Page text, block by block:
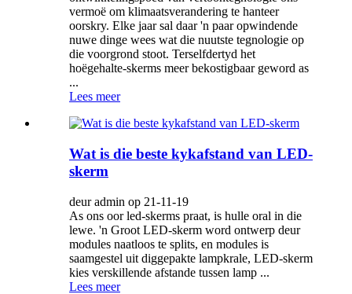
vermoë om klimaatsverandering te hanteer
oorskry. Elke jaar sal daar 'n paar opwindende
nuwe dinge wees wat die nuutste tegnologie op
die voorgrond stoot. Terselfdertyd het
hoëgehalte-skerms meer bekostigbaar geword as
...
Lees meer
Wat is die beste kykafstand van LED-
skerm
deur admin op 21-11-19
As ons oor led-skerms praat, is hulle oral in die
lewe. 'n Groot LED-skerm word ontwerp deur
modules naatloos te splits, en modules is
saamgestel uit diggepakte lampkrale, LED-skerm
kies verskillende afstande tussen lamp ...
Lees meer